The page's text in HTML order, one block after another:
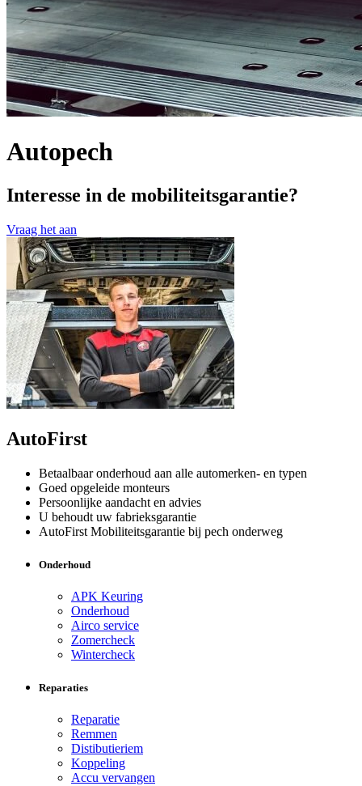
Autopech
Interesse in de mobiliteitsgarantie?
Vraag het aan
AutoFirst
Betaalbaar onderhoud aan alle automerken- en typen
Goed opgeleide monteurs
Persoonlijke aandacht en advies
U behoudt uw fabrieksgarantie
AutoFirst Mobiliteitsgarantie bij pech onderweg
Onderhoud
APK Keuring
Onderhoud
Airco service
Zomercheck
Wintercheck
Reparaties
Reparatie
Remmen
Distibutieriem
Koppeling
Accu vervangen